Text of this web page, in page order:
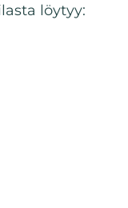
löytyy: